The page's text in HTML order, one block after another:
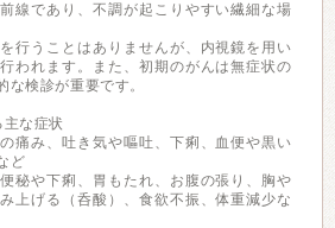
線であり、不調が起こりやすい繊細な場
行うことはありませんが、内視鏡を用い
われます。また、初期のがんは無症状の
な検診が重要です。
な症状
痛み、吐き気や嘔吐、下痢、血便や黒い
ど
秘や下痢、胃もたれ、お腹の張り、胸や
上げる（呑酸）、食欲不振、体重減少な